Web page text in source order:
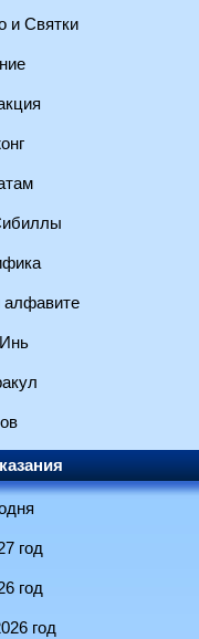
и Святки
алфавите
год
год
год